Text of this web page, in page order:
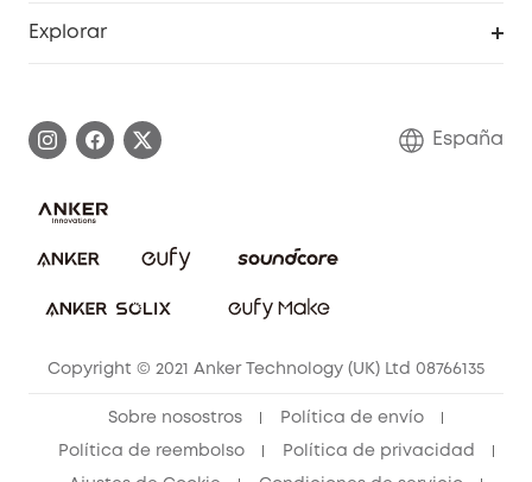
Sistemas de Alarma
Explorar todo
Preguntas frecuentes sobre pedidos
Portal web de seguridad
Explorar
Conviértete en afiliado
España
Copyright © 2021 Anker Technology (UK) Ltd 08766135
Sobre nosostros Política de envío
Política de reembolso Política de privacidad